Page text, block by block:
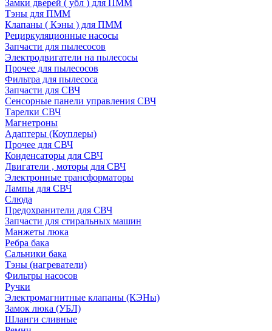
Замки дверей ( убл ) для ПММ
Тэны для ПММ
Клапаны ( Кэны ) для ПММ
Рециркуляционные насосы
Запчасти для пылесосов
Электродвигатели на пылесосы
Прочее для пылесосов
Фильтра для пылесоса
Запчасти для СВЧ
Сенсорные панели управления СВЧ
Тарелки СВЧ
Магнетроны
Адаптеры (Коуплеры)
Прочее для СВЧ
Конденсаторы для СВЧ
Двигатели , моторы для СВЧ
Электронные трансформаторы
Лампы для СВЧ
Слюда
Предохранители для СВЧ
Запчасти для стиральных машин
Манжеты люка
Ребра бака
Сальники бака
Тэны (нагреватели)
Фильтры насосов
Ручки
Электромагнитные клапаны (КЭНы)
Замок люка (УБЛ)
Шланги сливные